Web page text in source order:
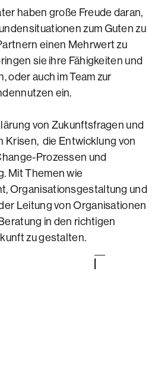
haben große Freude daran,
zum Guten zu
einen Mehrwert zu
sie ihre Fähigkeiten und
oder auch im Team zur
ein.
von Zukunftsfragen und
Krisen, die Entwicklung von
Prozessen und
Mit Themen wie
Organisationsgestaltung und
Leitung von Organisationen
in den richtigen
zu gestalten.